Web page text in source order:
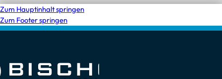
Zum Hauptinhalt springen
Zum Footer springen